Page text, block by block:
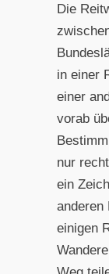
Die
in einer
einer
vorab
nur
ein
anderen
einigen